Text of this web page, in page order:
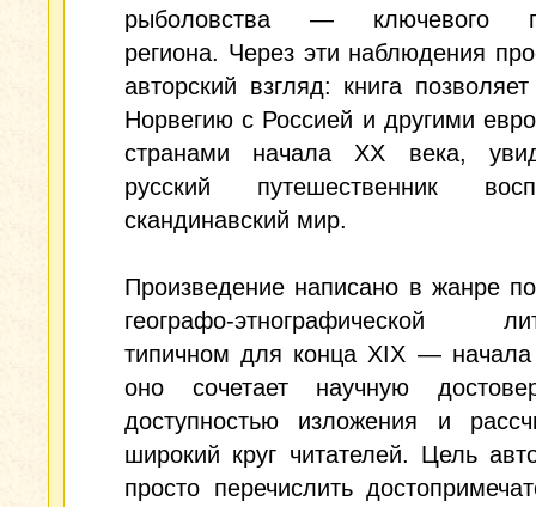
рыболовства — ключевого
региона. Через эти наблюдения
авторский взгляд: книга
Норвегию с Россией и другими
странами начала XX века,
русский путешественник
скандинавский мир.
Произведение написано в жанре
географо‑этнографической
типичном для конца XIX — начала
оно сочетает научную
доступностью изложения и
широкий круг читателей. Цель
просто перечислить